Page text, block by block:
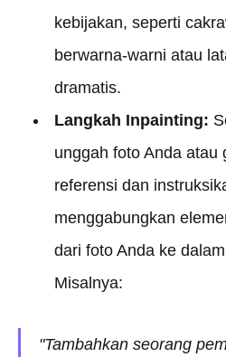
kebijakan, seperti
berwarna-warni atau
dramatis.
Langkah Inpainting:
unggah foto Anda atau
referensi dan
menggabungkan
dari foto Anda ke
Misalnya:
"Tambahkan seorang